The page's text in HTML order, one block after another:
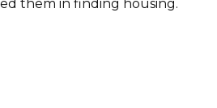
them in finding housing.